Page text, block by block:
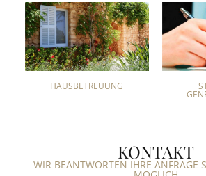
HAUSBETREUUNG
KONTAKT
WIR BEANTWORTEN IHRE ANFRAGE